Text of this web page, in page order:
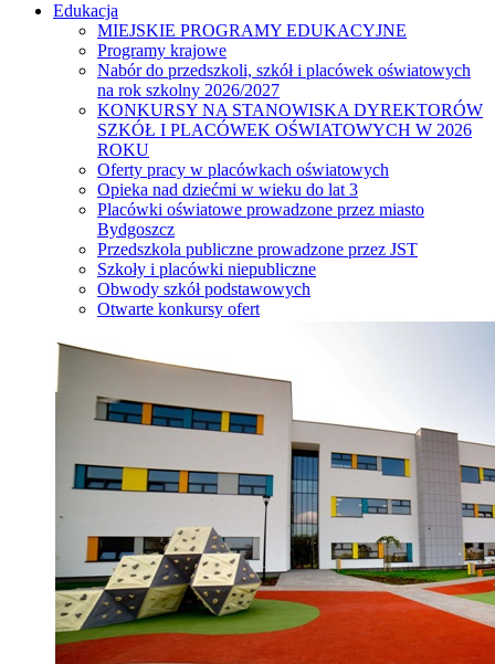
Edukacja
MIEJSKIE PROGRAMY EDUKACYJNE
Programy krajowe
Nabór do przedszkoli, szkół i placówek oświatowych
na rok szkolny 2026/2027
KONKURSY NA STANOWISKA DYREKTORÓW
SZKÓŁ I PLACÓWEK OŚWIATOWYCH W 2026
ROKU
Oferty pracy w placówkach oświatowych
Opieka nad dziećmi w wieku do lat 3
Placówki oświatowe prowadzone przez miasto
Bydgoszcz
Przedszkola publiczne prowadzone przez JST
Szkoły i placówki niepubliczne
Obwody szkół podstawowych
Otwarte konkursy ofert